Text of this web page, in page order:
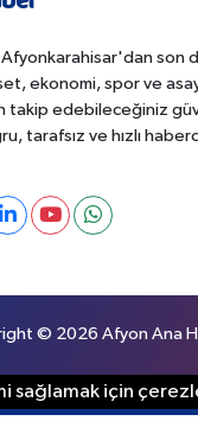
son
ekonomi, spor ve
takip edebileceğiniz
tarafsız ve hızlı
© 2026 Afyon Ana
sağlamak için